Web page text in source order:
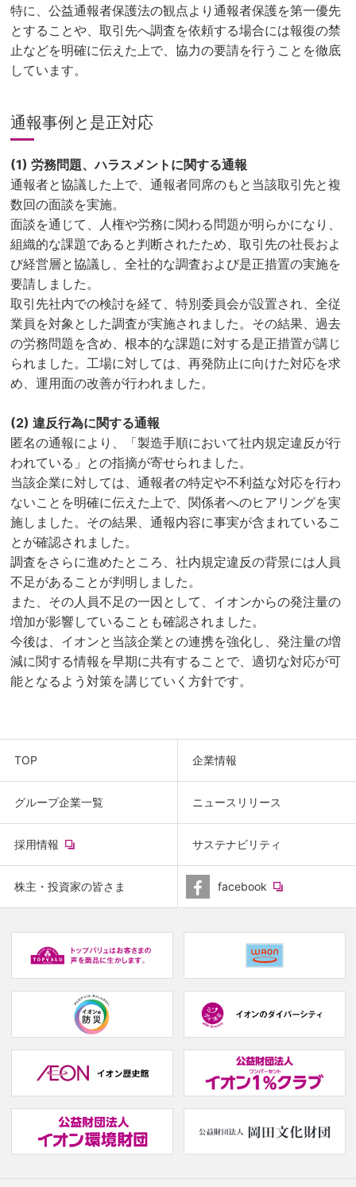
特に、公益通報者保護法の観点より通報者保護を第一優先
とすることや、取引先へ調査を依頼する場合には報復の禁
止などを明確に伝えた上で、協力の要請を行うことを徹底
しています。
通報事例と是正対応
(1) 労務問題、ハラスメントに関する通報
通報者と協議した上で、通報者同席のもと当該取引先と複
数回の面談を実施。
面談を通じて、人権や労務に関わる問題が明らかになり、
組織的な課題であると判断されたため、取引先の社長およ
び経営層と協議し、全社的な調査および是正措置の実施を
要請しました。
取引先社内での検討を経て、特別委員会が設置され、全従
業員を対象とした調査が実施されました。その結果、過去
の労務問題を含め、根本的な課題に対する是正措置が講じ
られました。工場に対しては、再発防止に向けた対応を求
め、運用面の改善が行われました。
(2) 違反行為に関する通報
匿名の通報により、「製造手順において社内規定違反が行
われている」との指摘が寄せられました。
当該企業に対しては、通報者の特定や不利益な対応を行わ
ないことを明確に伝えた上で、関係者へのヒアリングを実
施しました。その結果、通報内容に事実が含まれているこ
とが確認されました。
調査をさらに進めたところ、社内規定違反の背景には人員
不足があることが判明しました。
また、その人員不足の一因として、イオンからの発注量の
増加が影響していることも確認されました。
今後は、イオンと当該企業との連携を強化し、発注量の増
減に関する情報を早期に共有することで、適切な対応が可
能となるよう対策を講じていく方針です。
TOP 企業情報
グループ企業一覧 ニュースリリース
採用情報(new
サステナビリティ
株主・投資家の皆さま facebook (new
window.)
(new
window.)
window.)